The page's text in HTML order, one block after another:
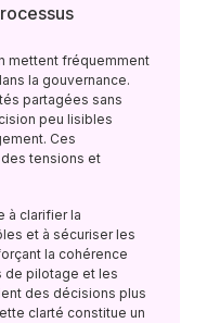
mettent fréquemment
la gouvernance.
partagées sans
peu lisibles
Ces
tensions et
à clarifier la
et à sécuriser les
la cohérence
de pilotage et les
des décisions plus
clarté constitue un